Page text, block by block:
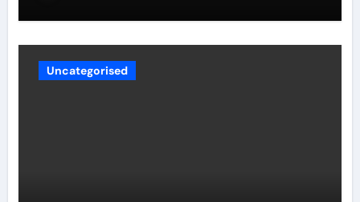
Uncategorised